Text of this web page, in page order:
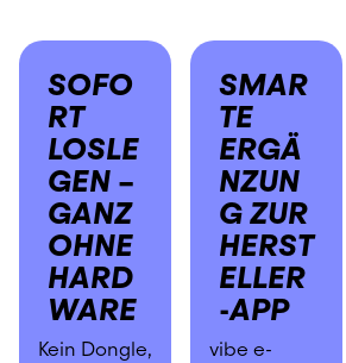
SOFO
RT
LOSLE
GEN –
GANZ
OHNE
HARD
WARE
Kein Dongle,
SMAR
TE
ERGÄ
NZUN
G ZUR
HERST
ELLER
-APP
vibe e-